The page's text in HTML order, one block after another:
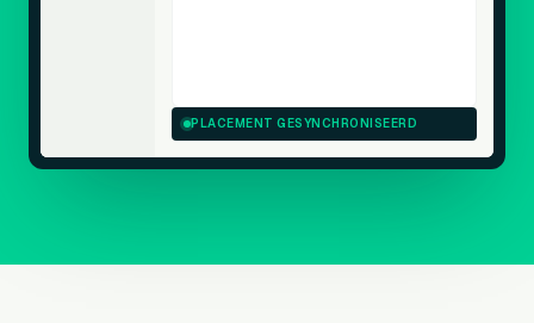
PLACEMENT GESYNCHRONISEERD